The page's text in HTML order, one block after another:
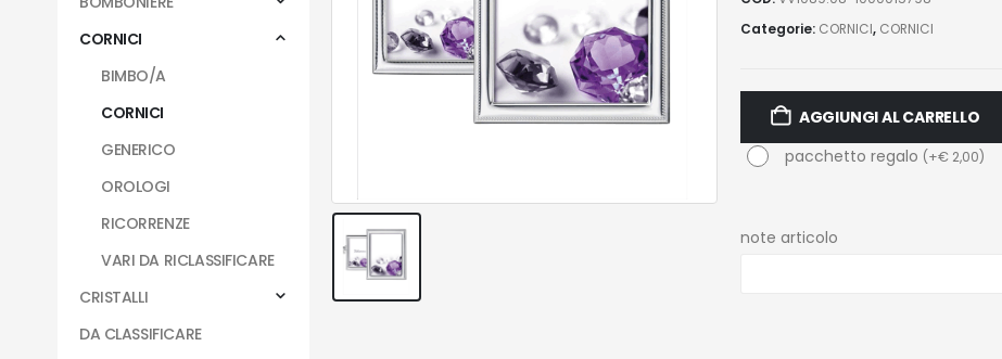
Categorie: CORNICI, CORNICI
AGGIUNGI AL CARRELLO
pacchetto regalo (+€ 2,00)
note articolo
CORNICI
BIMBO/A
CORNICI
GENERICO
OROLOGI
RICORRENZE
VARI DA RICLASSIFICARE
CRISTALLI
DA CLASSIFICARE